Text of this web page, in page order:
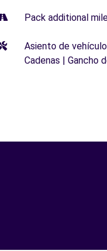
Pack additional
Asiento de
Cadenas | Gancho